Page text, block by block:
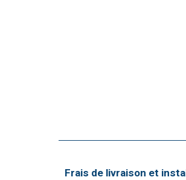
Frais de livraison et